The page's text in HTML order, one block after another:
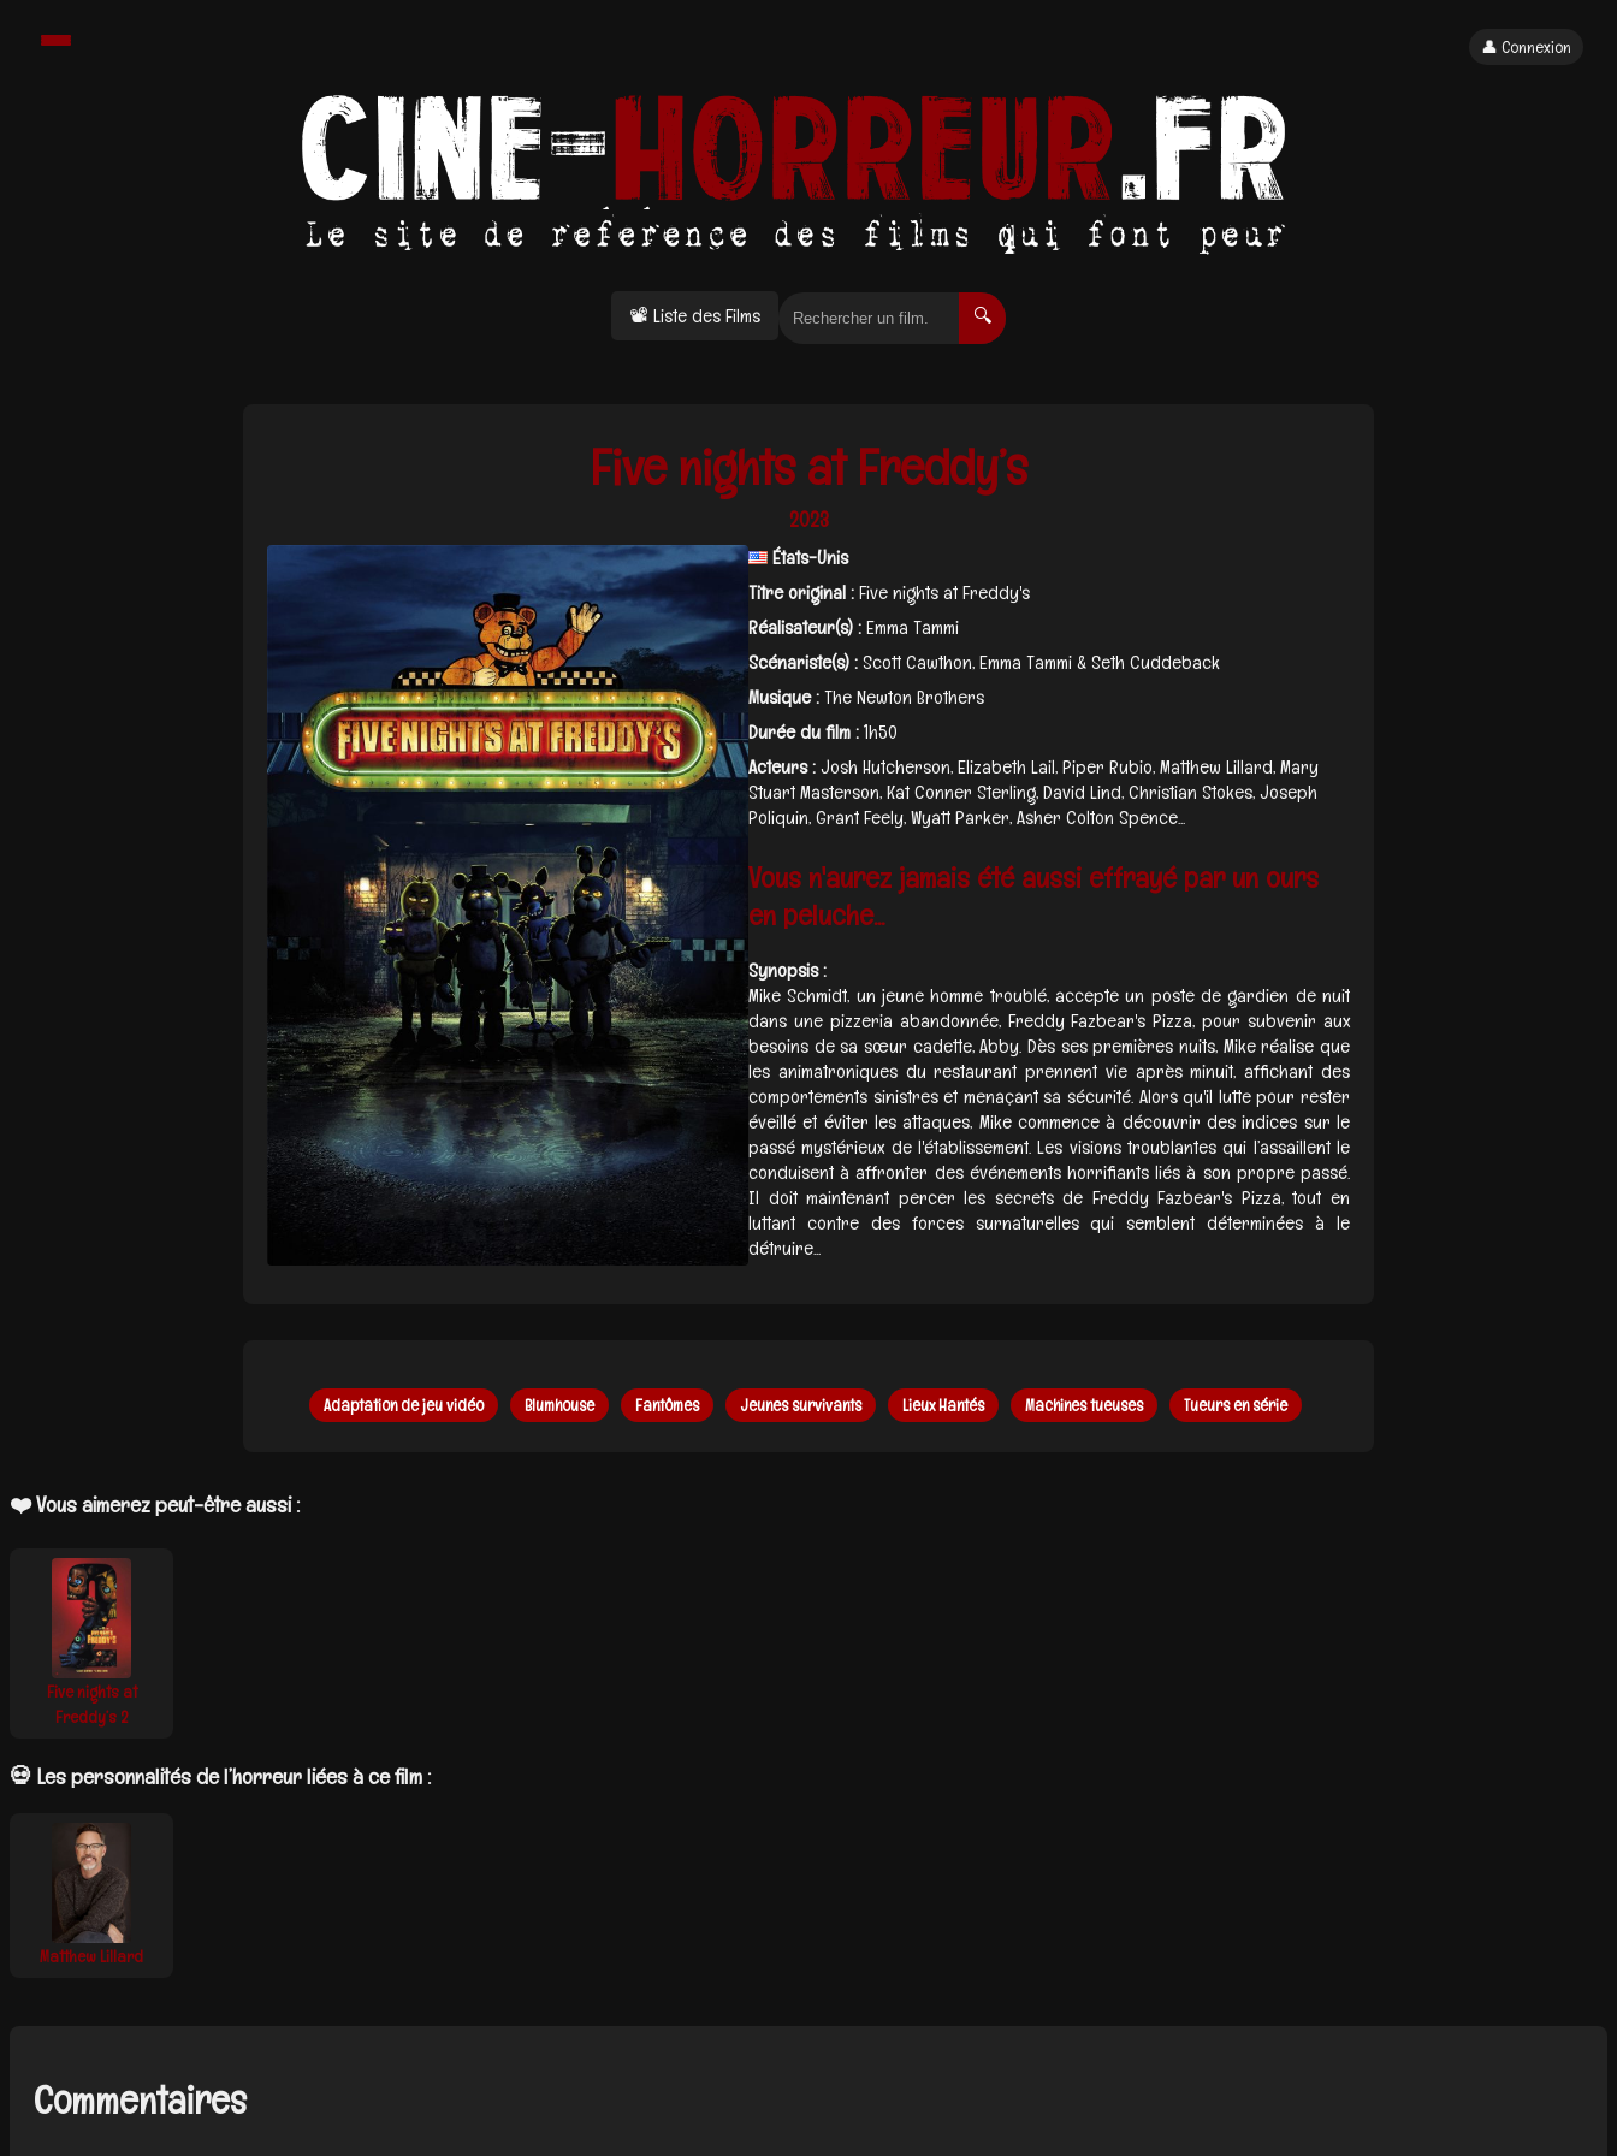
📽 Liste des Films 🔍
👤 Connexion
Five nights at Freddy’s
2023
États-Unis
Titre original :Five nights at Freddy's
Réalisateur(s) :Emma Tammi
Scénariste(s) :Scott Cawthon, Emma Tammi & Seth Cuddeback
Musique :The Newton Brothers
Durée du film :1h50
Acteurs :Josh Hutcherson, Elizabeth Lail, Piper Rubio, Matthew Lillard, Mary
Stuart Masterson, Kat Conner Sterling, David Lind, Christian Stokes, Joseph
Poliquin, Grant Feely, Wyatt Parker, Asher Colton Spence...
Vous n'aurez jamais été aussi effrayé par un ours
en peluche...
Synopsis :
Mike Schmidt, un jeune homme troublé, accepte un poste de gardien de nuit
dans une pizzeria abandonnée, Freddy Fazbear's Pizza, pour subvenir aux
besoins de sa sœur cadette, Abby. Dès ses premières nuits, Mike réalise que
les animatroniques du restaurant prennent vie après minuit, affichant des
comportements sinistres et menaçant sa sécurité. Alors qu'il lutte pour rester
éveillé et éviter les attaques, Mike commence à découvrir des indices sur le
passé mystérieux de l'établissement. Les visions troublantes qui l’assaillent le
conduisent à affronter des événements horrifiants liés à son propre passé.
Il doit maintenant percer les secrets de Freddy Fazbear's Pizza, tout en
luttant contre des forces surnaturelles qui semblent déterminées à le
détruire...
Adaptation de jeu vidéo Blumhouse Fantômes Jeunes survivants Lieux Hantés Machines tueuses Tueurs en série
❤️ Vous aimerez peut-être aussi :
Five nights at
Freddy’s 2
💀 Les personnalités de l’horreur liées à ce film :
Matthew Lillard
Commentaires